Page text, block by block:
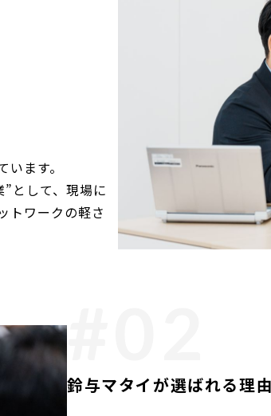
ます。
として、現場に
トワークの軽さ
鈴与マタイが選ばれる理